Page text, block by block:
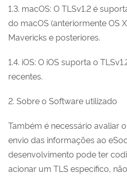
1.3. macOS: O TLSv1.2 é
do macOS (anteriormente OS
Mavericks e posteriores.
1.4. iOS: O iOS suporta o
recentes.
2. Sobre o Software utilizado
Também é necessário avaliar
envio das informações ao
desenvolvimento pode ter
acionar um TLS específico,